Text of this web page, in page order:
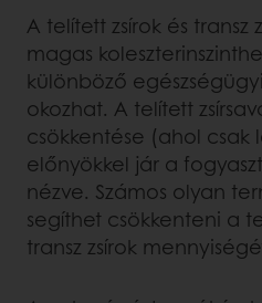
A telített zsírok és transz
magas
különböző
okozhat. A telített
csökkentése (ahol csak
előnyökkel jár a
nézve. Számos olyan
segíthet csökkenteni a
transz zsírok